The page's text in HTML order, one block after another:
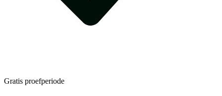
Gratis proefperiode